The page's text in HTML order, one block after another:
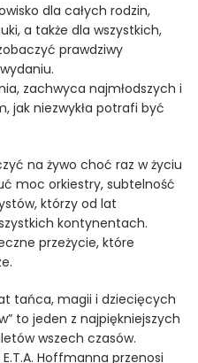
dla całych rodzin,
a także dla wszystkich,
prawdziwy
zachwyca najmłodszych i
jak niezwykła potrafi być
na żywo choć raz w życiu
moc orkiestry, subtelność
którzy od lat
kontynentach.
przeżycie, które
tańca, magii i dziecięcych
to jeden z najpiękniejszych
wszech czasów.
Hoffmanna przenosi